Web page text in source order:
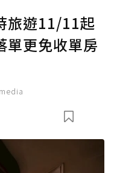
確認送出
往 購買點數
旅遊11/11起
單更免收單房